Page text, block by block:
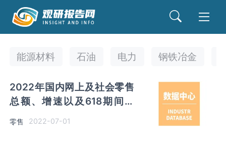
能源材料 石油 电力 钢铁冶金
2022年国内网上及社会零售
总额、增速以及618期间京
零售 2022-07-01